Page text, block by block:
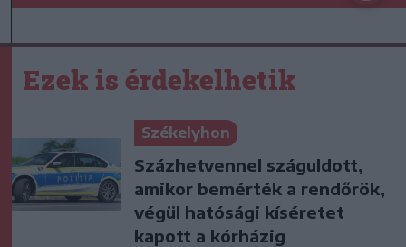
Ezek is érdekelhetik
Székelyhon
Százhetvennel száguldott,
amikor bemérték a rendőrök,
végül hatósági kíséretet
kapott a kórházig